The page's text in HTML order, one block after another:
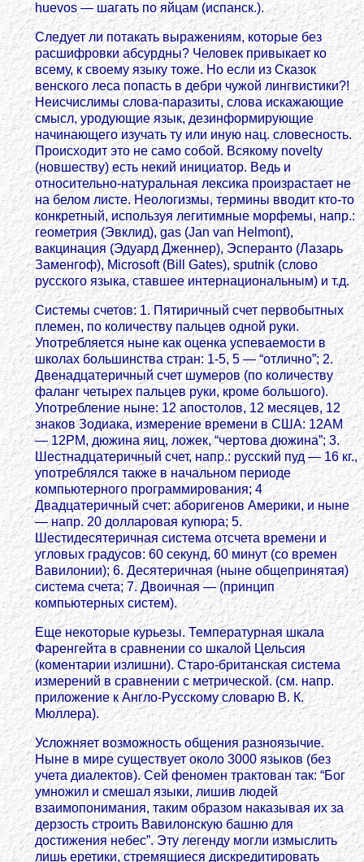
huevos — шагать по яйцам (испанск.).
Следует ли потакать выражениям, которые без
расшифровки абсурдны? Человек привыкает ко
всему, к своему языку тоже. Но если из Сказок
венского леса попасть в дебри чужой лингвистики?!
Неисчислимы слова-паразиты, слова искажающие
смысл, уродующие язык, дезинформирующие
начинающего изучать ту или иную нац. словесность.
Происходит это не само собой. Всякому novelty
(новшеству) есть некий инициатор. Ведь и
относительно-натуральная лексика произрастает не
на белом листе. Неологизмы, термины вводит кто-то
конкретный, используя легитимные морфемы, напр.:
геометрия (Эвклид), gas (Jan van Helmont),
вакцинация (Эдуард Дженнер), Эсперанто (Лазарь
Заменгоф), Microsoft (Bill Gates), sputnik (слово
русского языка, ставшее интернациональным) и т.д.
Системы счетов: 1. Пятиричный счет первобытных
племен, по количеству пальцев одной руки.
Употребляется ныне как оценка успеваемости в
школах большинства стран: 1-5, 5 — “отлично”; 2.
Двенадцатеричный счет шумеров (по количеству
фаланг четырех пальцев руки, кроме большого).
Употребление ныне: 12 апостолов, 12 месяцев, 12
знаков Зодиака, измерение времени в США: 12AM
— 12PM, дюжина яиц, ложек, “чертова дюжина”; 3.
Шестнадцатеричный счет, напр.: русский пуд — 16 кг.,
употреблялся также в начальном периоде
компьютерного программирования; 4
Двадцатеричный счет: аборигенов Америки, и ныне
— напр. 20 долларовая купюра; 5.
Шестидесятеричная система отсчета времени и
угловых градусов: 60 секунд, 60 минут (со времен
Вавилонии); 6. Десятеричная (ныне общепринятая)
система счета; 7. Двоичная — (принцип
компьютерных систем).
Еще некоторые курьезы. Температурная шкала
Фаренгейта в сравнении со шкалой Цельсия
(коментарии излишни). Старо-британская система
измерений в сравнении с метрической. (см. напр.
приложение к Англо-Русскому словарю В. К.
Мюллера).
Усложняет возможность общения разноязычие.
Ныне в мире существует около 3000 языков (без
учета диалектов). Сей феномен трактован так: “Бог
умножил и смешал языки, лишив людей
взаимопонимания, таким образом наказывая их за
дерзость строить Вавилонскую башню для
достижения небес”. Эту легенду могли измыслить
лишь еретики, стремящиеся дискредитировать